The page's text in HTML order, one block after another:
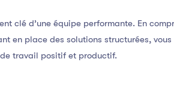
clé d’une équipe performante. En
en place des solutions structurées,
travail positif et productif.